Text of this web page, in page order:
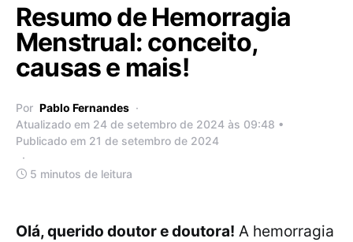
Resumo de Hemorragia
Menstrual: conceito,
causas e mais!
Por Pablo Fernandes
Atualizado em 24 de setembro de 2024 às 09:48 •
Publicado em 21 de setembro de 2024
5 minutos de leitura
Olá, querido doutor e doutora! A hemorragia